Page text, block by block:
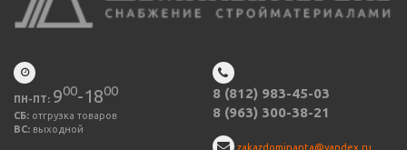
ПН-ПТ: 900-1800
СБ: отгрузка товаров
ВС: выходной
8 (812) 983-45-03
8 (963) 300-38-21
zakazdominanta@yandex.ru